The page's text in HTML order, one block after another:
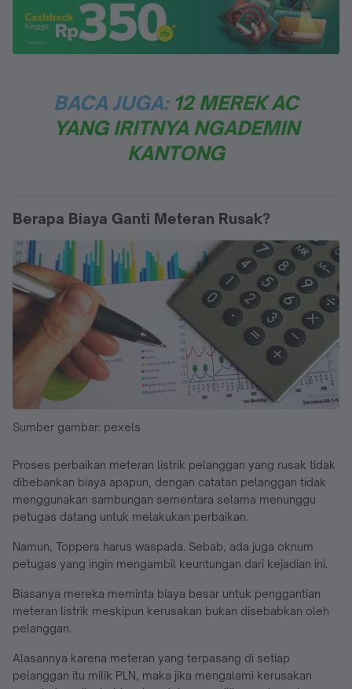
BACA JUGA: 12 MEREK AC
YANG IRITNYA NGADEMIN
KANTONG
Berapa Biaya Ganti Meteran Rusak?
Sumber gambar: pexels
Proses perbaikan meteran listrik pelanggan yang rusak tidak
dibebankan biaya apapun, dengan catatan pelanggan tidak
menggunakan sambungan sementara selama menunggu
petugas datang untuk melakukan perbaikan.
Namun, Toppers harus waspada. Sebab, ada juga oknum
petugas yang ingin mengambil keuntungan dari kejadian ini.
Biasanya mereka meminta biaya besar untuk penggantian
meteran listrik meskipun kerusakan bukan disebabkan oleh
pelanggan.
Alasannya karena meteran yang terpasang di setiap
pelanggan itu milik PLN, maka jika mengalami kerusakan